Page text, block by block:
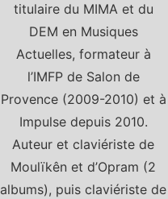
titulaire du MIMA et du
DEM en Musiques
Actuelles, formateur à
l’IMFP de Salon de
Provence (2009-2010) et à
Impulse depuis 2010.
Auteur et claviériste de
Moulïkên et d’Opram (2
albums), puis claviériste de